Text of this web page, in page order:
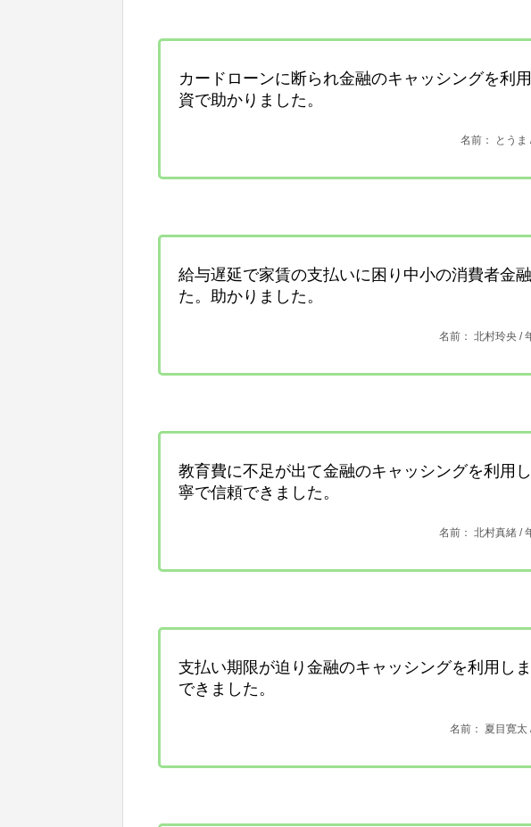
カードローンに断られ金融のキャッシングを利
資で助かりました。
名前： とうま
給与遅延で家賃の支払いに困り中小の消費者金
た。助かりました。
名前： 北村玲央 /
教育費に不足が出て金融のキャッシングを利用
寧で信頼できました。
名前： 北村真緒 /
支払い期限が迫り金融のキャッシングを利用し
できました。
名前： 夏目寛太